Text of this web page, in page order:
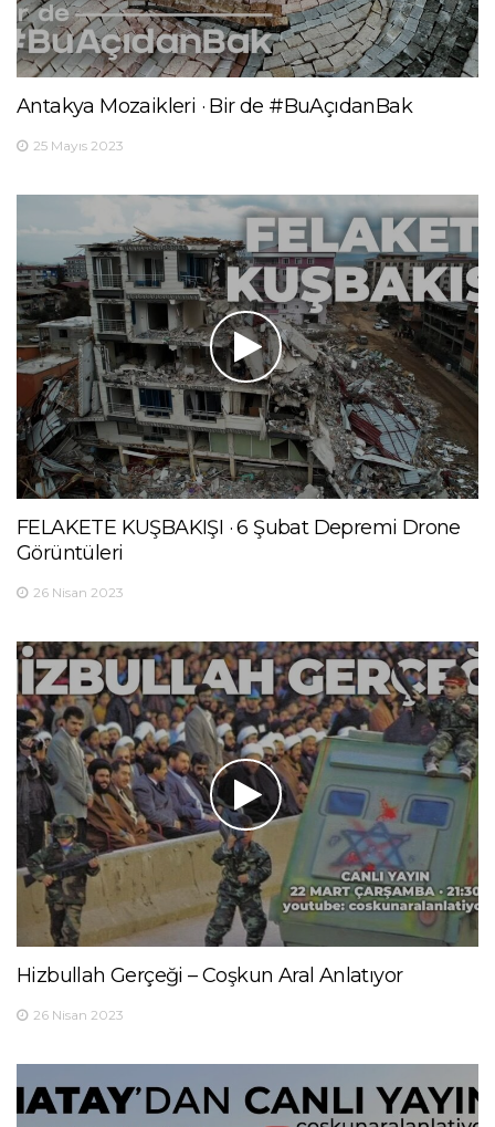
Antakya Mozaikleri · Bir de #BuAçıdanBak
25 Mayıs 2023
FELAKETE KUŞBAKIŞI · 6 Şubat Depremi Drone
Görüntüleri
26 Nisan 2023
Hizbullah Gerçeği – Coşkun Aral Anlatıyor
26 Nisan 2023